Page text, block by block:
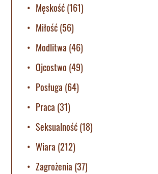
Męskość(161)
Miłość(56)
Modlitwa (46)
Ojcostwo (49)
Posługa (64)
Praca (31)
Seksualność(18)
Wiara (212)
Zagrożenia (37)